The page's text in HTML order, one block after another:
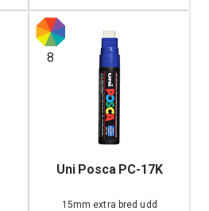
8
Uni Posca PC-17K
15mm extra bred udd